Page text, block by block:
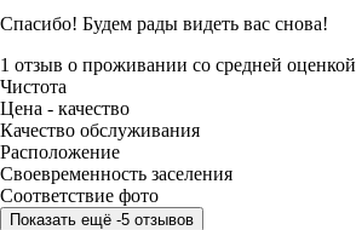
Спасибо! Будем рады видеть вас снова!
1 отзыв о проживании со средней оценкой
Чистота
Цена - качество
Качество обслуживания
Расположение
Своевременность заселения
Соответствие фото
Показать ещё -5 отзывов